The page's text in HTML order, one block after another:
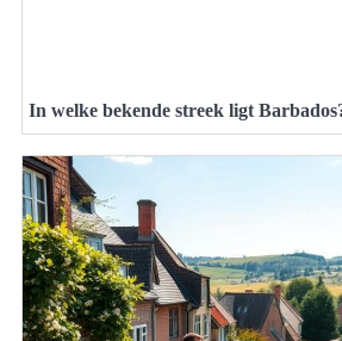
In welke bekende streek ligt